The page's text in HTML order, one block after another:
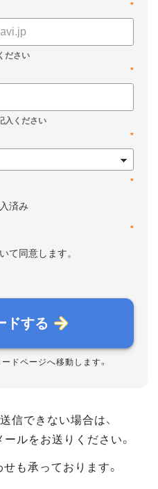
*
*
*
*
済み
*
て同意します。
ドする
ドページへ移動します。
信できない場合は、
ールをお送りください。
も承っております。